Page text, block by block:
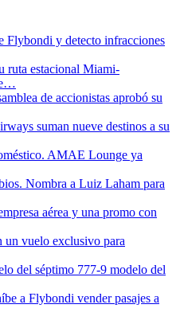
y detecto infracciones
ruta estacional Miami-
de accionistas aprobó su
suman nueve destinos a su
AMAE Lounge ya
Nombra a Luiz Laham para
aérea y una promo con
un vuelo exclusivo para
del séptimo 777-9 modelo del
a Flybondi vender pasajes a